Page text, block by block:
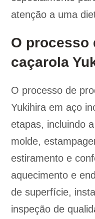
atenção a uma
O processo
caçarola
O processo de
Yukihira em aço
etapas, incluindo
molde,
estiramento e
aquecimento e
de superfície,
inspeção de